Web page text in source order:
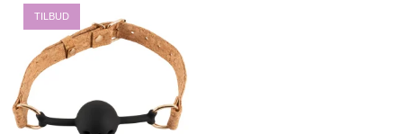
TILBUD